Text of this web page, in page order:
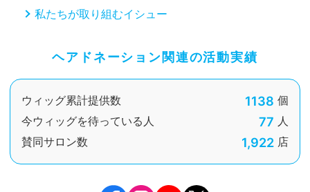
私たちが取り組むイシュー
ヘアドネーション関連の活動実績
ウィッグ累計提供数 1138 個
今ウィッグを待っている人
77 人
賛同サロン数
1,922 店